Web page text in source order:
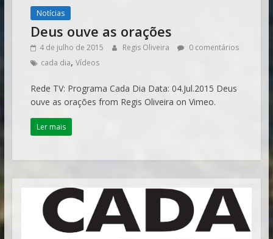
Notícias
Deus ouve as orações
4 de julho de 2015 Regis Oliveira
0 comentários
cada dia, Vídeos
Rede TV: Programa Cada Dia Data: 04.Jul.2015 Deus
ouve as orações from Regis Oliveira on Vimeo.
Ler mais